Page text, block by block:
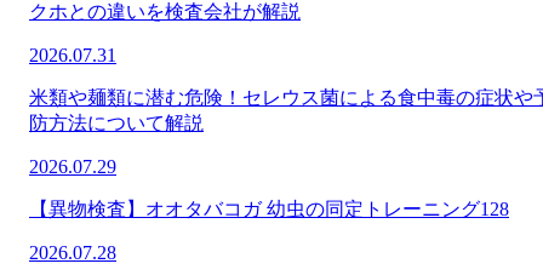
クホとの違いを検査会社が解説
2026.07.31
米類や麺類に潜む危険！セレウス菌による食中毒の症状や
防方法について解説
2026.07.29
【異物検査】オオタバコガ 幼虫の同定トレーニング128
2026.07.28